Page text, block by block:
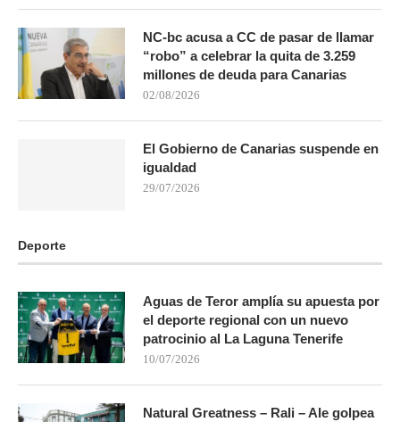
NC-bc acusa a CC de pasar de llamar
“robo” a celebrar la quita de 3.259
millones de deuda para Canarias
02/08/2026
El Gobierno de Canarias suspende en
igualdad
29/07/2026
Deporte
Aguas de Teror amplía su apuesta por
el deporte regional con un nuevo
patrocinio al La Laguna Tenerife
10/07/2026
Natural Greatness – Rali – Ale golpea